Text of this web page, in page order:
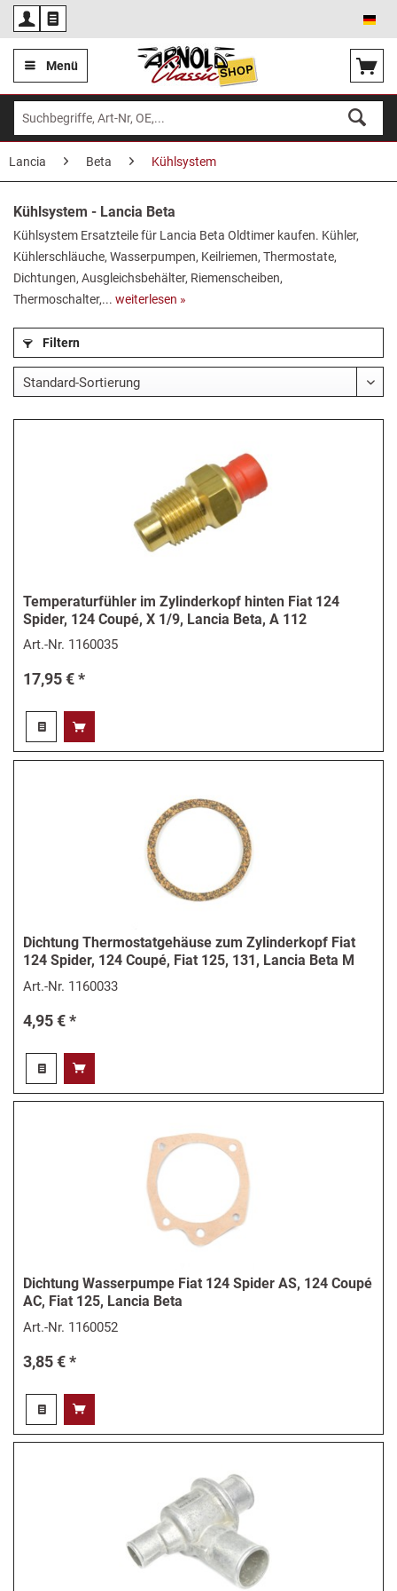
Menü
Lancia Beta Kühlsystem
Kühlsystem - Lancia Beta
Kühlsystem Ersatzteile für Lancia Beta Oldtimer kaufen. Kühler,
Kühlerschläuche, Wasserpumpen, Keilriemen, Thermostate,
Dichtungen, Ausgleichsbehälter, Riemenscheiben,
Thermoschalter,... weiterlesen »
Filtern
Temperaturfühler im Zylinderkopf hinten Fiat 124
Spider, 124 Coupé, X 1/9, Lancia Beta, A 112
Art.-Nr. 1160035
17,95 € *
Dichtung Thermostatgehäuse zum Zylinderkopf Fiat
124 Spider, 124 Coupé, Fiat 125, 131, Lancia Beta M
Art.-Nr. 1160033
4,95 € *
Dichtung Wasserpumpe Fiat 124 Spider AS, 124 Coupé
AC, Fiat 125, Lancia Beta
Art.-Nr. 1160052
3,85 € *